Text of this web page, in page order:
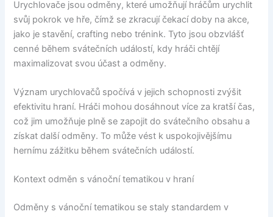
Urychlovače jsou odměny, které umožňují hráčům urychlit
svůj pokrok ve hře, čímž se zkracují čekací doby na akce,
jako je stavění, crafting nebo trénink. Tyto jsou obzvlášť
cenné během svátečních událostí, kdy hráči chtějí
maximalizovat svou účast a odměny.
Význam urychlovačů spočívá v jejich schopnosti zvýšit
efektivitu hraní. Hráči mohou dosáhnout více za kratší čas,
což jim umožňuje plně se zapojit do svátečního obsahu a
získat další odměny. To může vést k uspokojivějšímu
hernímu zážitku během svátečních událostí.
Kontext odměn s vánoční tematikou v hraní
Odměny s vánoční tematikou se staly standardem v